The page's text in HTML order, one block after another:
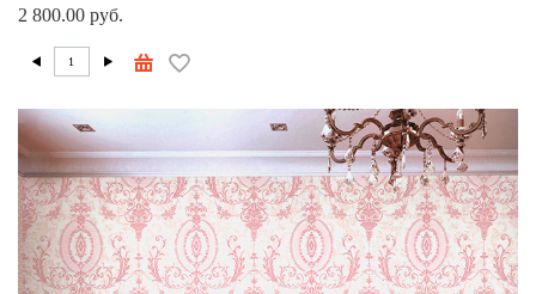
2 800.00 руб.